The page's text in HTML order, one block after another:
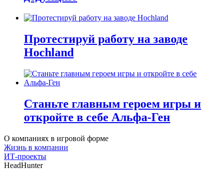
Протестируй работу на заводе
Hochland
Станьте главным героем игры и
откройте в себе Альфа-Ген
О компаниях в игровой форме
Жизнь в компании
ИТ-проекты
HeadHunter